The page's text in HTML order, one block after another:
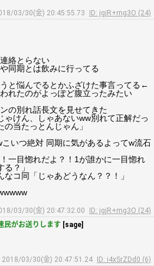
03/30(金) 20:45:55.73
ID: jgjR+mg3O (24)
絡とらない
同期とは飲みに行ってる
と悩んでるとかふざけた事言ってる←
れたのがよっぽど腹立ったみたい
の別れ話長文を見せてきた
ゃけん、しゃあないww別れて正解だっ
当たっとんじゃん」
いつ絶対 同期に気があるよってw流石
一目惚れだよ？！1が誰かに一目惚れ
？」
コ同「じゃあどうなん？？！」
03/30(金) 20:47:32.00
ID: jgjR+mg3O (24)
民がお送りします [sage]
2018/03/30(金) 20:47:51.24
ID: i4xSrZDd0 (6)